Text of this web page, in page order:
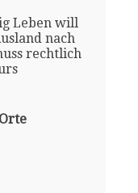
Leben will
nach
rechtlich